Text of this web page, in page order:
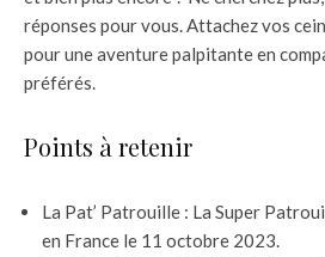
réponses pour vous. Attachez vos
pour une aventure palpitante en
préférés.
Points à retenir
La Pat’ Patrouille : La Super
en France le 11 octobre 2023.